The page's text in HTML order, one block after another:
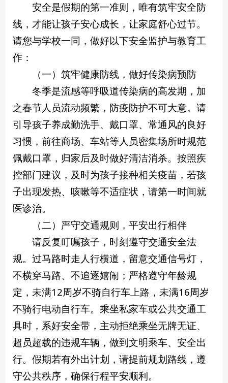
安全是假期的第一准则，唯有筑牢安全防
线，才能让孩子安心成长，让家庭舒心过节。
请您与学校一同，做好以下安全监护与教育工
作：
（一）筑牢健康防线，做好传染病预防
冬季是流感等呼吸道传染病的高发期，加
之春节人员流动频繁，防疫防护不可大意。请
引导孩子养成勤洗手、戴口罩、常通风的良好
习惯，前往商场、车站等人员密集场所时规范
佩戴口罩，归家后及时做好清洁消杀。按照疾
控部门建议，及时为孩子接种相关疫苗，若孩
子出现发热、咳嗽等不适症状，请第一时间就
医诊治。
（二）严守交通规则，平安出行相伴
请反复叮嘱孩子，时刻遵守交通安全法
规。过马路时走人行横道，留意交通信号灯，
不横穿马路、不追逐嬉闹；严格遵守年龄规
定，未满12周岁不骑自行车上路，未满16周岁
不骑行电动自行车。乘坐私家车或公共交通工
具时，系好安全带，主动拒绝乘坐无牌无证、
超员超载的违规车辆，做到文明乘车、安全出
行。假期若有外出计划，请提前规划路线，遵
守公共秩序，确保行程平安顺利。